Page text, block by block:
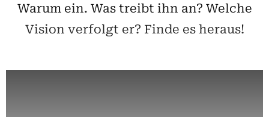
Warum ein. Was treibt ihn an? Welche
Vision verfolgt er? Finde es heraus!